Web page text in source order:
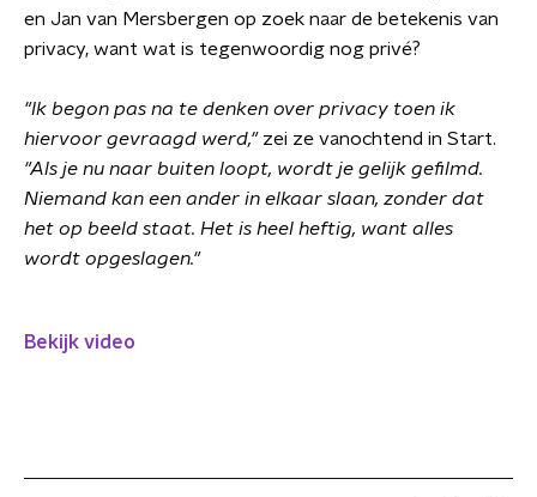
en Jan van Mersbergen op zoek naar de betekenis van
privacy, want wat is tegenwoordig nog privé?
"Ik begon pas na te denken over privacy toen ik
hiervoor gevraagd werd,"zei ze vanochtend in Start.
"Als je nu naar buiten loopt, wordt je gelijk gefilmd.
Niemand kan een ander in elkaar slaan, zonder dat
het op beeld staat. Het is heel heftig, want alles
wordt opgeslagen."
Bekijk video